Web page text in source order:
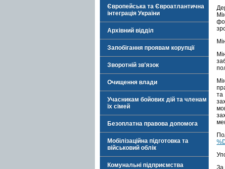
Європейська та Євроатлантична
інтеграція України
Архівний відділ
Запобігання проявам корупції
Зворотній зв'язок
Очищення влади
Учасникам бойових дій та членам
їх сімей
Безоплатна правова допомога
Мобілізаційна підготовка та
військовий облік
Комунальні підприємства
та
За